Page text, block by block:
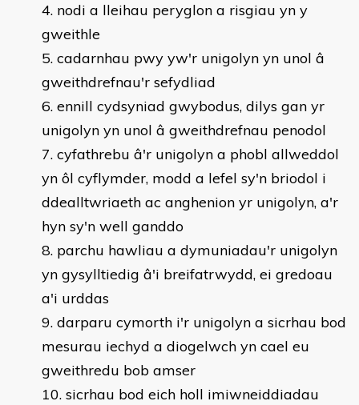
nodi a lleihau peryglon a risgiau yn y
gweithle
cadarnhau pwy yw'r unigolyn yn unol â
gweithdrefnau'r sefydliad
ennill cydsyniad gwybodus, dilys gan yr
unigolyn yn unol â gweithdrefnau penodol
cyfathrebu â'r unigolyn a phobl allweddol
yn ôl cyflymder, modd a lefel sy'n briodol i
ddealltwriaeth ac anghenion yr unigolyn, a'r
hyn sy'n well ganddo
parchu hawliau a dymuniadau'r unigolyn
yn gysylltiedig â'i breifatrwydd, ei gredoau
a'i urddas
darparu cymorth i'r unigolyn a sicrhau bod
mesurau iechyd a diogelwch yn cael eu
gweithredu bob amser
sicrhau bod eich holl imiwneiddiadau